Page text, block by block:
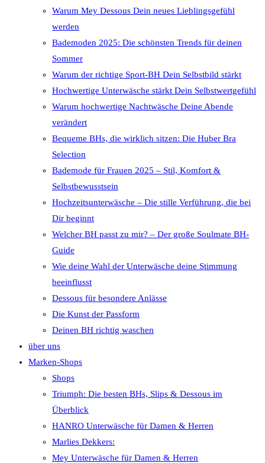
Warum Mey Dessous Dein neues Lieblingsgefühl
werden
Bademoden 2025: Die schönsten Trends für deinen
Sommer
Warum der richtige Sport-BH Dein Selbstbild stärkt
Hochwertige Unterwäsche stärkt Dein Selbstwertgefühl
Warum hochwertige Nachtwäsche Deine Abende
verändert
Bequeme BHs, die wirklich sitzen: Die Huber Bra
Selection
Bademode für Frauen 2025 – Stil, Komfort &
Selbstbewusstsein
Hochzeitsunterwäsche – Die stille Verführung, die bei
Dir beginnt
Welcher BH passt zu mir? – Der große Soulmate BH-
Guide
Wie deine Wahl der Unterwäsche deine Stimmung
beeinflusst
Dessous für besondere Anlässe
Die Kunst der Passform
Deinen BH richtig waschen
über uns
Marken-Shops
Shops
Triumph: Die besten BHs, Slips & Dessous im
Überblick
HANRO Unterwäsche für Damen & Herren
Marlies Dekkers:
Mey Unterwäsche für Damen & Herren